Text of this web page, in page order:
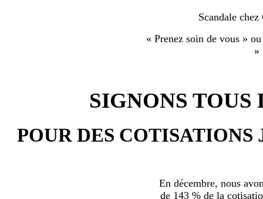
Scandale
« Prenez soin de vous »
»
SIGNONS
POUR DES COTISATIONS
En décembre, nous
de 143 % de la